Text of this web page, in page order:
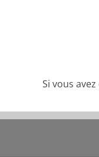
FORMATION
Si vous